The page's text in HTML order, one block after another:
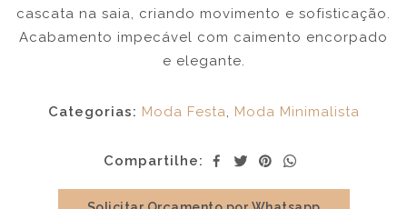
cascata na saia, criando movimento e sofisticação.
Acabamento impecável com caimento encorpado
e elegante.
Categorias: Moda Festa, Moda Minimalista
Compartilhe: